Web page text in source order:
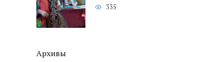
335
Архивы